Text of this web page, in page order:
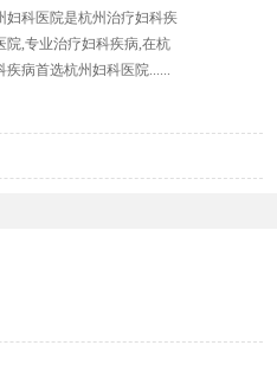
妇科医院是杭州治疗妇科疾
院,专业治疗妇科疾病,在杭
疾病首选杭州妇科医院......